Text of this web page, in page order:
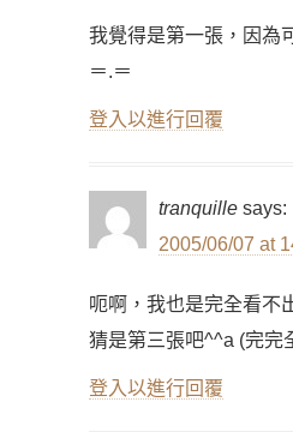
我覺得是第一張，因為
＝.＝
登入以進行回覆
tranquille says:
2005/06/07 at
呃啊，我也是完全看不
猜是第三張吧^^a (完
登入以進行回覆